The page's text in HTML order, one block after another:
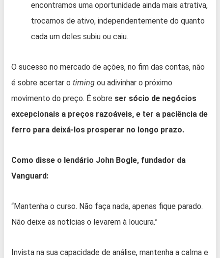
encontramos uma oportunidade ainda mais atrativa,
trocamos de ativo, independentemente do quanto
cada um deles subiu ou caiu.
O sucesso no mercado de ações, no fim das contas, não
é sobre acertar o timing ou adivinhar o próximo
movimento do preço. É sobre ser sócio de negócios
excepcionais a preços razoáveis, e ter a paciência de
ferro para deixá-los prosperar no longo prazo.
Como disse o lendário John Bogle, fundador da
Vanguard:
“Mantenha o curso. Não faça nada, apenas fique parado.
Não deixe as notícias o levarem à loucura.”
Invista na sua capacidade de análise, mantenha a calma e